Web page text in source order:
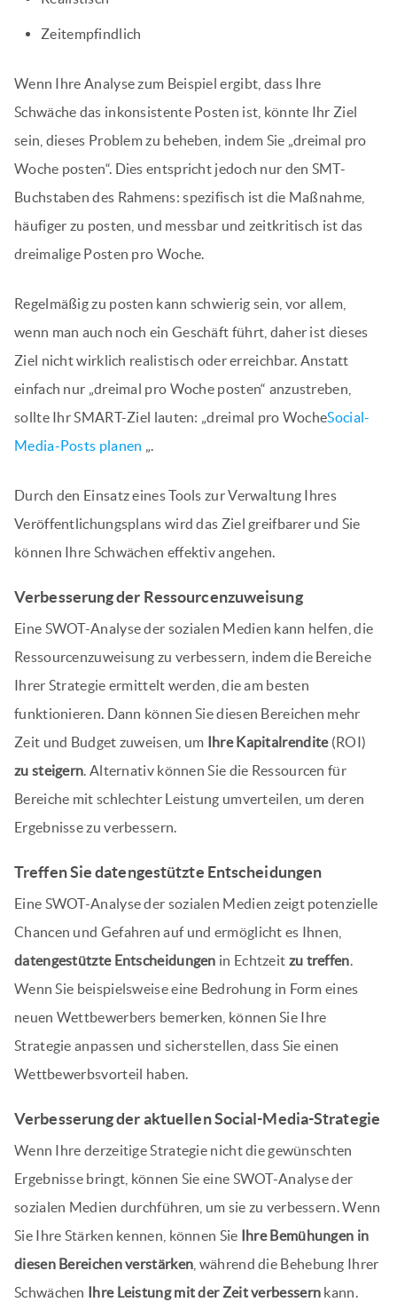
Zeitempfindlich
Wenn Ihre Analyse zum Beispiel ergibt, dass Ihre
Schwäche das inkonsistente Posten ist, könnte Ihr Ziel
sein, dieses Problem zu beheben, indem Sie „dreimal pro
Woche posten“. Dies entspricht jedoch nur den SMT-
Buchstaben des Rahmens: spezifisch ist die Maßnahme,
häufiger zu posten, und messbar und zeitkritisch ist das
dreimalige Posten pro Woche.
Regelmäßig zu posten kann schwierig sein, vor allem,
wenn man auch noch ein Geschäft führt, daher ist dieses
Ziel nicht wirklich realistisch oder erreichbar. Anstatt
einfach nur „dreimal pro Woche posten“ anzustreben,
sollte Ihr SMART-Ziel lauten: „dreimal pro WocheSocial-
Media-Posts planen „.
Durch den Einsatz eines Tools zur Verwaltung Ihres
Veröffentlichungsplans wird das Ziel greifbarer und Sie
können Ihre Schwächen effektiv angehen.
Verbesserung der Ressourcenzuweisung
Eine SWOT-Analyse der sozialen Medien kann helfen, die
Ressourcenzuweisung zu verbessern, indem die Bereiche
Ihrer Strategie ermittelt werden, die am besten
funktionieren. Dann können Sie diesen Bereichen mehr
Zeit und Budget zuweisen, um
Ihre Kapitalrendite(ROI)
zu steigern. Alternativ können Sie die Ressourcen für
Bereiche mit schlechter Leistung umverteilen, um deren
Ergebnisse zu verbessern.
Treffen Sie datengestützte Entscheidungen
Eine SWOT-Analyse der sozialen Medien zeigt potenzielle
Chancen und Gefahren auf und ermöglicht es Ihnen,
datengestützte Entscheidungen in Echtzeit zu treffen.
Wenn Sie beispielsweise eine Bedrohung in Form eines
neuen Wettbewerbers bemerken, können Sie Ihre
Strategie anpassen und sicherstellen, dass Sie einen
Wettbewerbsvorteil haben.
Verbesserung der aktuellen Social-Media-Strategie
Wenn Ihre derzeitige Strategie nicht die gewünschten
Ergebnisse bringt, können Sie eine SWOT-Analyse der
sozialen Medien durchführen, um sie zu verbessern. Wenn
Sie Ihre Stärken kennen, können Sie
Ihre Bemühungen in
diesen Bereichen verstärken , während die Behebung Ihrer
Schwächen
Ihre Leistung mit der Zeit verbessern kann.